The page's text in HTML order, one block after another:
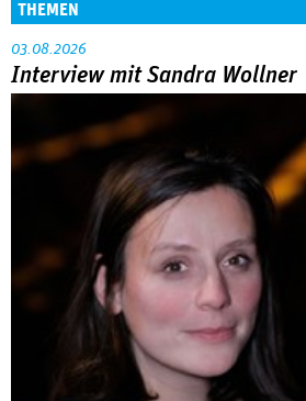
THEMEN
03.08.2026
Interview mit Sandra Wollner